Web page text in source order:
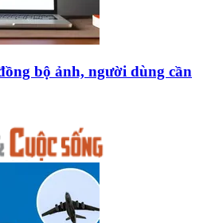
bộ ảnh, người dùng cần